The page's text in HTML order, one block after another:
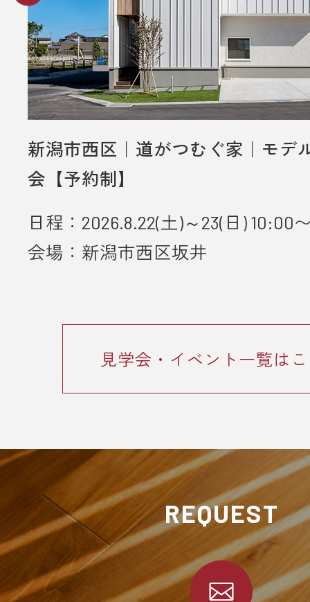
新潟市西区｜道がつむぐ家｜モデ
会【予約制】
日程：2026.8.22(土)～23(日) 10:00
会場：新潟市西区坂井
見学会・イベント一覧は
REQUEST